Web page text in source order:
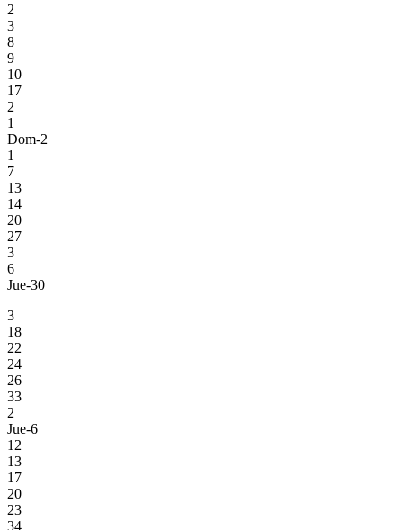
2
3
8
9
10
17
2
1
Dom-2
1
7
13
14
20
27
3
6
Jue-30
3
18
22
24
26
33
2
Jue-6
12
13
17
20
23
34